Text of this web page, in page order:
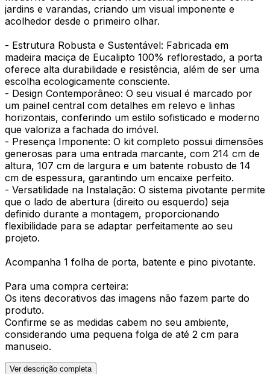
jardins e varandas, criando um visual imponente e
acolhedor desde o primeiro olhar.
- Estrutura Robusta e Sustentável: Fabricada em
madeira maciça de Eucalipto 100% reflorestado, a porta
oferece alta durabilidade e resistência, além de ser uma
escolha ecologicamente consciente.
- Design Contemporâneo: O seu visual é marcado por
um painel central com detalhes em relevo e linhas
horizontais, conferindo um estilo sofisticado e moderno
que valoriza a fachada do imóvel.
- Presença Imponente: O kit completo possui dimensões
generosas para uma entrada marcante, com 214 cm de
altura, 107 cm de largura e um batente robusto de 14
cm de espessura, garantindo um encaixe perfeito.
- Versatilidade na Instalação: O sistema pivotante permite
que o lado de abertura (direito ou esquerdo) seja
definido durante a montagem, proporcionando
flexibilidade para se adaptar perfeitamente ao seu
projeto.
Acompanha 1 folha de porta, batente e pino pivotante.
Para uma compra certeira:
Os itens decorativos das imagens não fazem parte do
produto.
Confirme se as medidas cabem no seu ambiente,
considerando uma pequena folga de até 2 cm para
manuseio.
Ver descrição completa